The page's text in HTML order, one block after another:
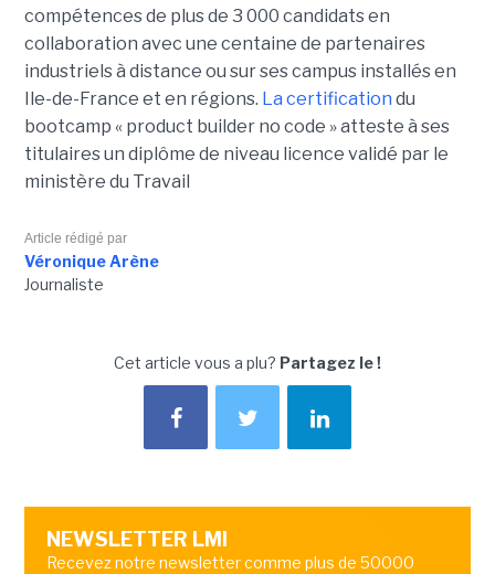
compétences de plus de 3 000 candidats en
collaboration avec une centaine de partenaires
industriels à distance ou sur ses campus installés en
Ile-de-France et en régions. La certification du
bootcamp « product builder no code » atteste à ses
titulaires un diplôme de niveau licence validé par le
ministère du Travail
Article rédigé par
Véronique Arène
Journaliste
Cet article vous a plu? Partagez le !
NEWSLETTER LMI
Recevez notre newsletter comme plus de 50000